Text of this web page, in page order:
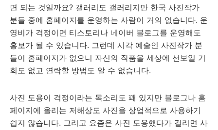
면 되는 것일까요? 갤러리도 갤러리지만 한국 사진작가
분들 중에 홈페이지를 운영하는 사람이 거의 없습니다. 운
영비가 걱정이면 티스토리나 네이버 블로그를 운영해도
홍보가 될 수 있습니다. 그런데 시각 예술인 사진작가 분
들이 홈페이지가 없으니 자신의 작품을 세상에 선보일 기
회도 없고 연락할 방법도 알 수 없습니다.
사진 도용이 걱정이라는 목소리도 꽤 있지만 블로그나 홈
페이지에 올리는 저해상도 사진을 상업적으로 사용하기
쉽지 않습니다. 그리고 요즘은 사진 도용했다가 걸리면 사